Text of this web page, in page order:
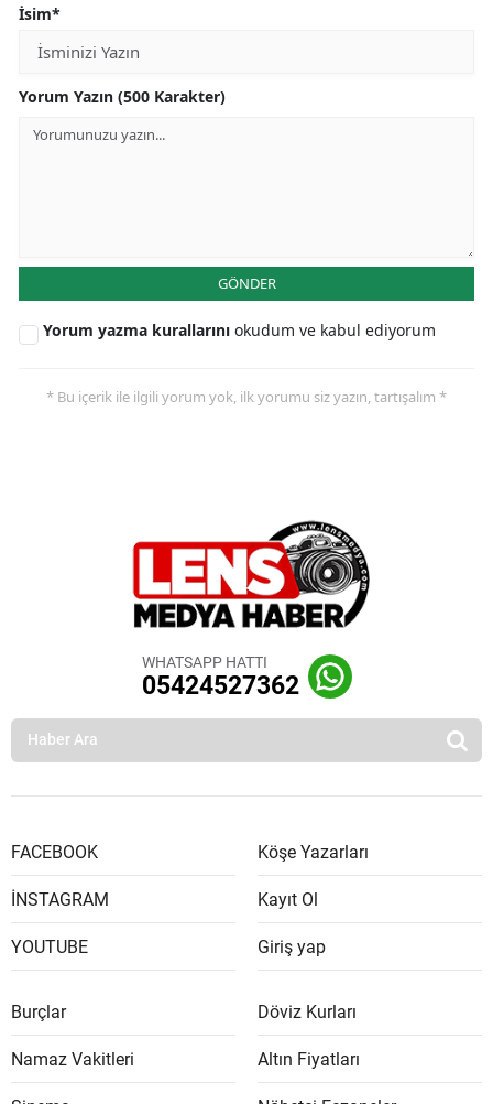
İsim*
Yorum Yazın (500 Karakter)
GÖNDER
Yorum yazma kurallarını okudum ve kabul ediyorum
* Bu içerik ile ilgili yorum yok, ilk yorumu siz yazın, tartışalım *
WHATSAPP HATTI
05424527362
FACEBOOK
İNSTAGRAM
YOUTUBE
Köşe Yazarları
Kayıt Ol
Giriş yap
Burçlar
Namaz Vakitleri
Döviz Kurları
Altın Fiyatları